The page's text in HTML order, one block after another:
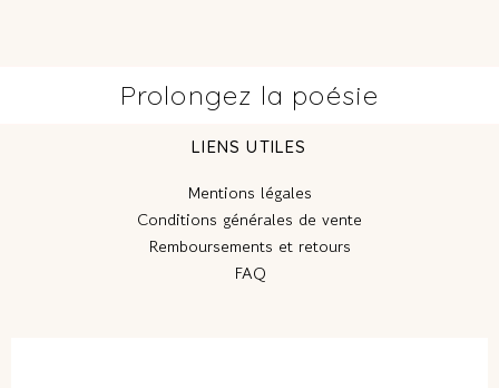
Prolongez la poésie
LIENS UTILES
Mentions légales
Conditions générales de vente
Remboursements et retours
FAQ